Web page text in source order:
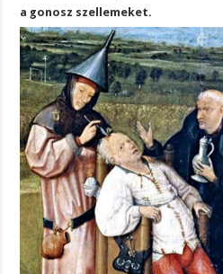
a gonosz szellemeket.